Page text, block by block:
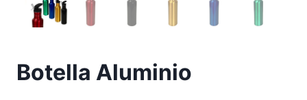
Botella Aluminio